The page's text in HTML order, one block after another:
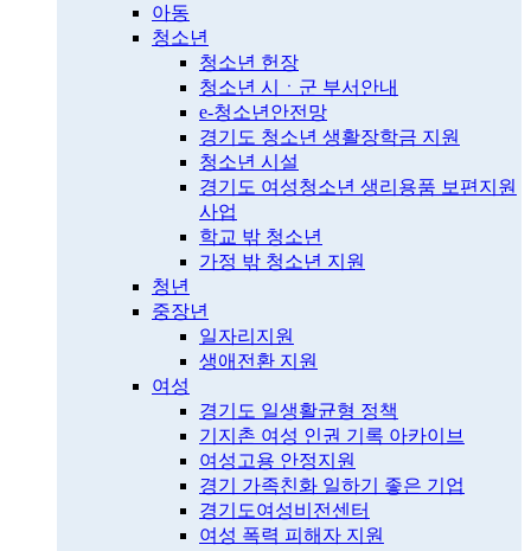
아동
청소년
청소년 헌장
청소년 시ㆍ군 부서안내
e-청소년안전망
경기도 청소년 생활장학금 지원
청소년 시설
경기도 여성청소년 생리용품 보편지원
사업
학교 밖 청소년
가정 밖 청소년 지원
청년
중장년
일자리지원
생애전환 지원
여성
경기도 일생활균형 정책
기지촌 여성 인권 기록 아카이브
여성고용 안정지원
경기 가족친화 일하기 좋은 기업
경기도여성비전센터
여성 폭력 피해자 지원